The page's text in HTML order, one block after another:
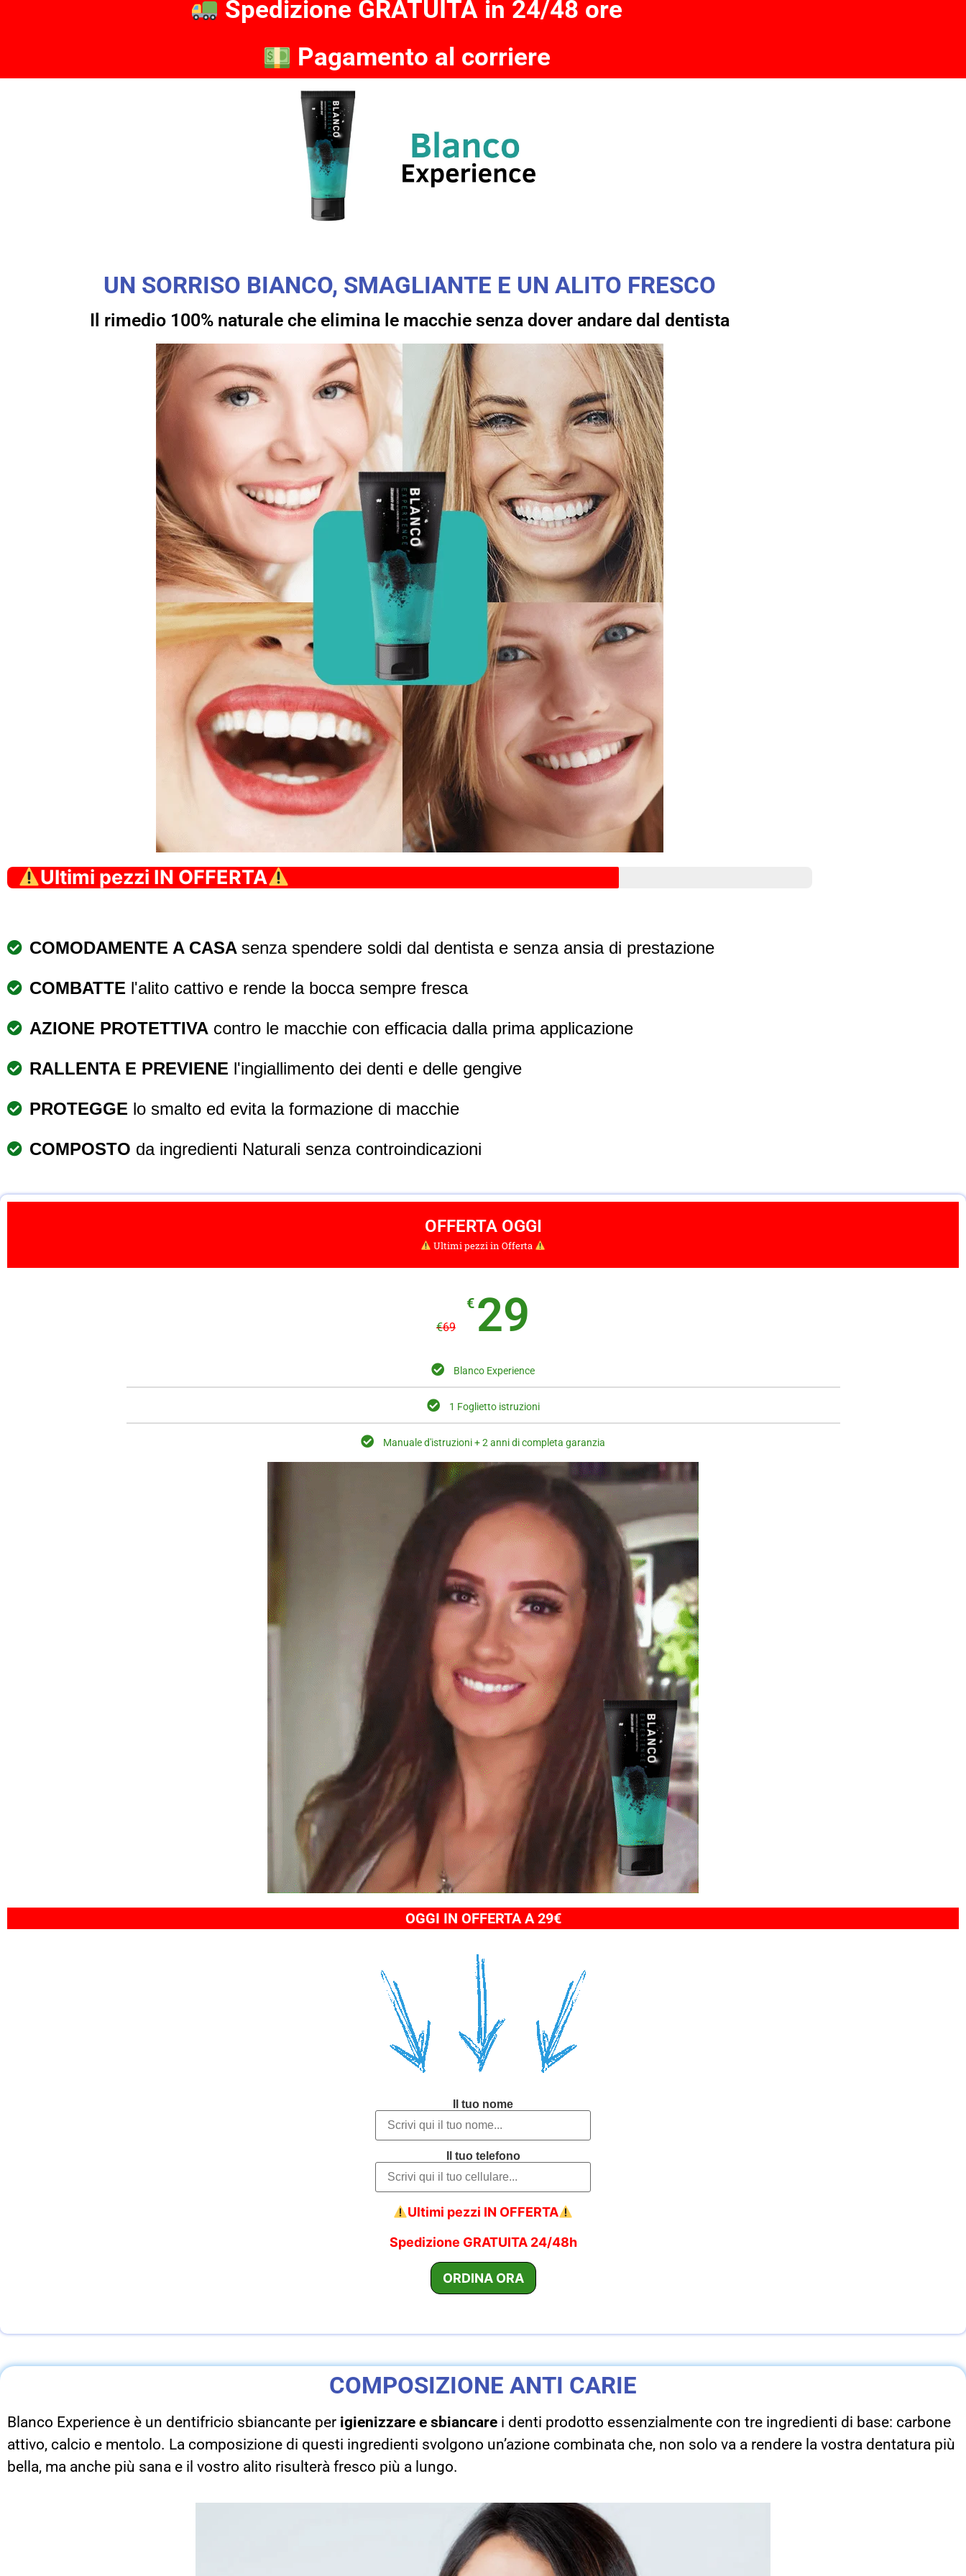
Spedizione GRATUITA in 24/48 ore
Pagamento al corriere
UN SORRISO BIANCO, SMAGLIANTE E UN ALITO FRESCO
Il rimedio 100% naturale che elimina le macchie senza dover andare dal dentista
Ultimi pezzi IN OFFERTA
COMODAMENTE A CASA senza spendere soldi dal dentista e senza ansia di prestazione
COMBATTE l'alito cattivo e rende la bocca sempre fresca
AZIONE PROTETTIVA contro le macchie con efficacia dalla prima applicazione
RALLENTA E PREVIENE l'ingiallimento dei denti e delle gengive
PROTEGGE lo smalto ed evita la formazione di macchie
COMPOSTO da ingredienti Naturali senza controindicazioni
OFFERTA OGGI
Ultimi pezzi in Offerta
€69
€ 29
Blanco Experience
1 Foglietto istruzioni
Manuale d'istruzioni + 2 anni di completa garanzia
OGGI IN OFFERTA A 29€
Il tuo nome
Il tuo telefono
Ultimi pezzi IN OFFERTA
Spedizione GRATUITA 24/48h
COMPOSIZIONE ANTI CARIE
Blanco Experience è un dentifricio sbiancante per igienizzare e sbiancare i denti prodotto essenzialmente con tre ingredienti di base: carbone
attivo, calcio e mentolo. La composizione di questi ingredienti svolgono un’azione combinata che, non solo va a rendere la vostra dentatura più
bella, ma anche più sana e il vostro alito risulterà fresco più a lungo.